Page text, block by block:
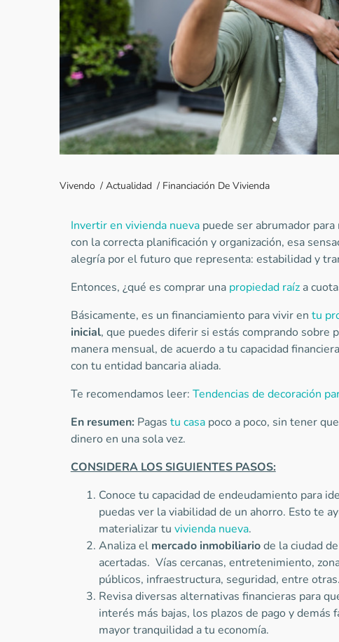
Vivendo / Actualidad / Financiación De Vivienda
Invertir en vivienda nuevapuede ser abrumador para
con la correcta planificación y organización, esa
alegría por el futuro que representa: estabilidad y
Entonces, ¿qué es comprar una propiedad raíza
Básicamente, es un financiamiento para vivir en tu
inicial, que puedes diferir si estás comprando sobre
manera mensual, de acuerdo a tu capacidad
con tu entidad bancaria aliada.
Te recomendamos leer: Tendencias de decoración
En resumen:Pagas tu casapoco a poco, sin tener
dinero en una sola vez.
CONSIDERA LOS SIGUIENTES PASOS:
Conoce tu capacidad de endeudamiento para
puedas ver la viabilidad de un ahorro. Esto te
materializar tu vivienda nueva.
Analiza el mercado inmobiliariode la ciudad
acertadas. Vías cercanas, entretenimiento,
públicos, infraestructura, seguridad, entre otras.
Revisa diversas alternativas financieras para
interés más bajas, los plazos de pago y demás
mayor tranquilidad a tu economía.